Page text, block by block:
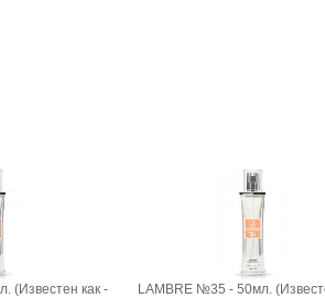
(Известен как -
LAMBRE №35 - 50мл.